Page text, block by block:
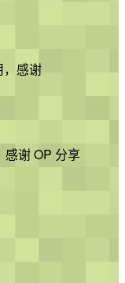
感谢
感谢 OP 分享